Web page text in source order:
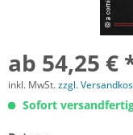
ab 54,25 €
inkl. MwSt.zzgl.
Sofort